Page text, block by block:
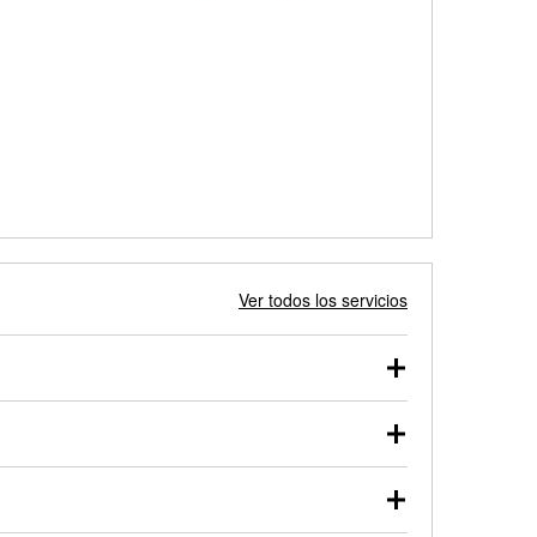
Ver todos los servicios
probarse dentro o fuera del vehículo y cargarse en
de nuestros profesionales te ayudará a encontrar
en el estacionamiento, o desmonta el